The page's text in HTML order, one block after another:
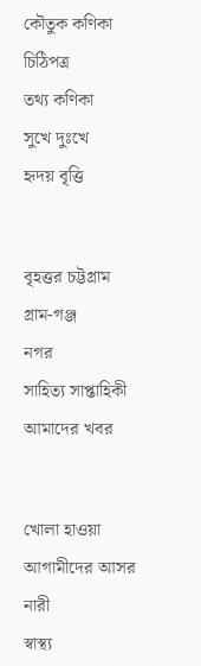
কৌতুক কণিকা
চিঠিপত্র
তথ্য কণিকা
সুখে দুঃখে
হৃদয় বৃত্তি
বৃহত্তর চট্টগ্রাম
গ্রাম-গঞ্জ
নগর
সাহিত্য সাপ্তাহিকী
আমাদের খবর
খোলা হাওয়া
আগামীদের আসর
নারী
স্বাস্থ্য